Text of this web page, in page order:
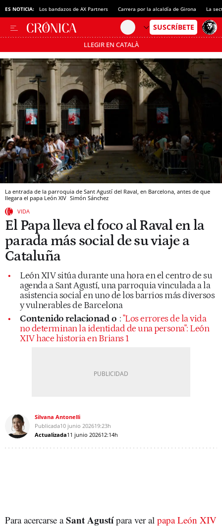
ES NOTICIA: Los bandazos de AX Partners Carrera por la alcaldía de Girona La
LLEGIR EN CATALÀ
Pásate al MODO AHORRO
La entrada de la parroquia de Sant Agustí del Raval, en Barcelona, antes de que
llegara el papa León XIV Simón Sánchez
VIDA
El Papa lleva el foco al Raval en la
parada más social de su viaje a
Cataluña
León XIV sitúa durante una hora en el centro de su
agenda a Sant Agustí, una parroquia vinculada a la
asistencia social en uno de los barrios más diversos
y vulnerables de Barcelona
Contenido relacionad o :"Los errores de la vida
no determinan la identidad de una persona": León
XIV hace historia en Brians 1
Silvana Antonelli
Publicada10 junio 202619:23h
Actualizada11 junio 202612:14h
Para acercarse aSant Agustípara ver al papa León XIV